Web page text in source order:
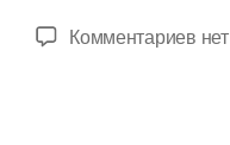
Комментариевкнет